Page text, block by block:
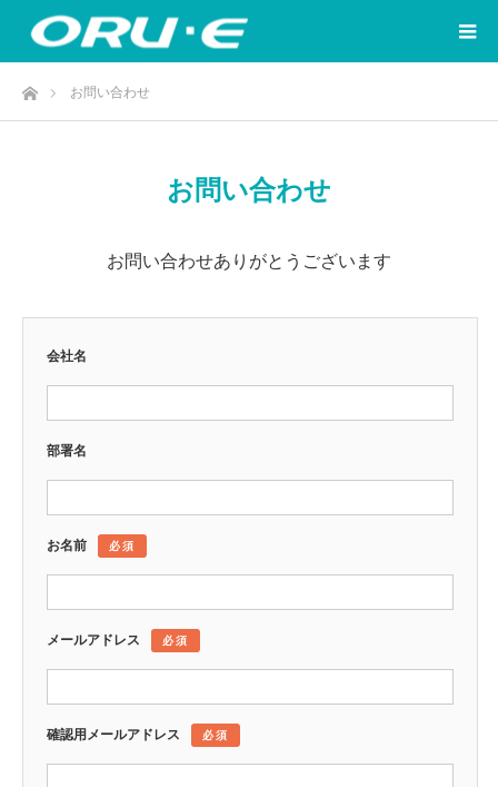
ホームお問い合わせ
お問い合わせ
お問い合わせありがとうございます
会社名
部署名
お名前 必須
メールアドレス 必須
確認用メールアドレス 必須